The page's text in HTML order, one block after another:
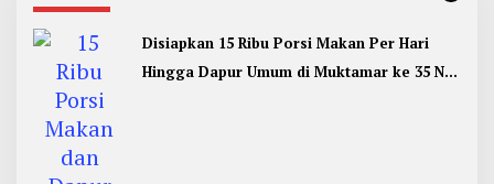
Disiapkan 15 Ribu Porsi Makan Per Hari
Hingga Dapur Umum di Muktamar ke 35 NU